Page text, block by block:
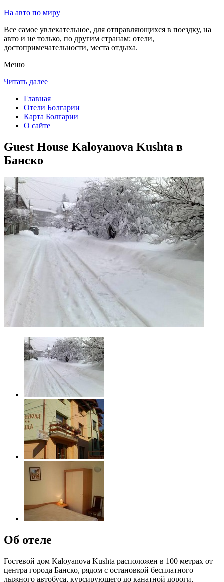
На авто по миру
Все самое увлекательное, для отправляющихся в поездку, на
авто и не только, по другим странам: отели,
достопримечательности, места отдыха.
Меню
Читать далее
Главная
Отели Болгарии
Карта Болгарии
О сайте
Guest House Kaloyanova Kushta в
Банско
Об отеле
Гостевой дом Kaloyanova Kushta расположен в 100 метрах от
центра города Банско, рядом с остановкой бесплатного
лыжного автобуса, курсирующего до канатной дороги,